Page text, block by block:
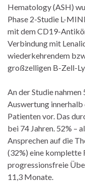
Hematology (ASH)
Phase 2-Studie L-
mit dem CD19-
Verbindung mit
wiederkehrendem
großzelligen B-Zell-
An der Studie
Auswertung
Patienten vor. Das
bei 74 Jahren. 52% –
Ansprechen auf die
(32%) eine komplette
progressionsfreie
11,3 Monate.